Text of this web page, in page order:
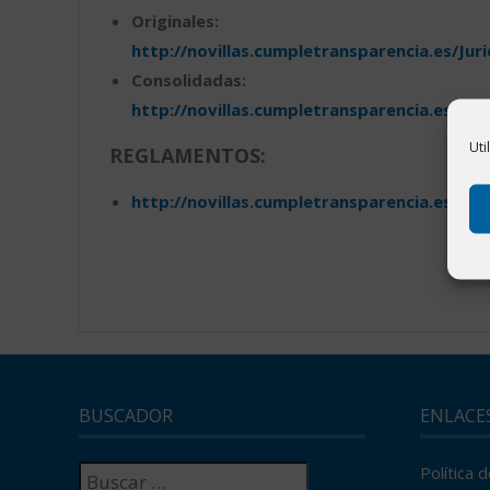
Originales:
http://novillas.cumpletransparencia.es/
Consolidadas:
http://novillas.cumpletransparencia.es/
REGLAMENTOS:
http://novillas.cumpletransparencia.es/
BUSCADOR
Buscar: Política